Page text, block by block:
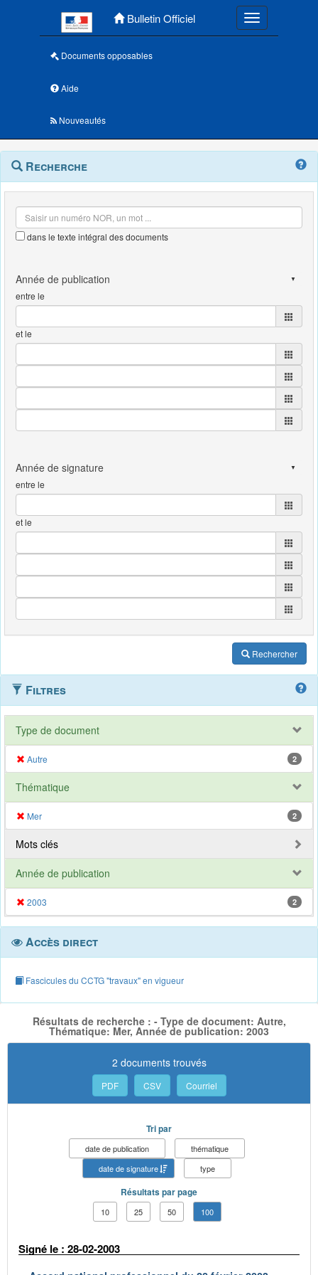
Bulletin Officiel Toggle
Documents opposables
Aide
Nouveautés
Navigation
outils
Menu
contextuel
Recherche
dans le texte intégral des documents
entre le
et le
entre le
et le
Rechercher
Filtres
Type de document
Autre 2
Thématique
Mer 2
Mots clés
Année de publication
2003 2
Accès direct
Fascicules du CCTG "travaux" en vigueur
Résultats de recherche : - Type de document: Autre,
Thématique: Mer, Année de publication: 2003
2 documents trouvés
PDF CSV Courriel
Tri par
date de publication
thématique
date de signature
type
Résultats par page
10 25 50 100
Signé le : 28-02-2003